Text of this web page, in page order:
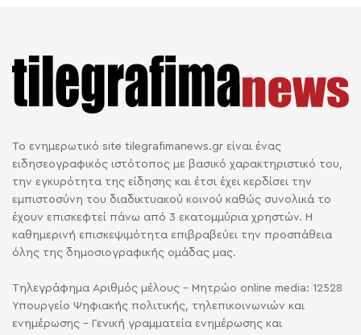
Το ενημερωτικό site tilegrafimanews.gr είναι ένας
ειδησεογραφικός ιστότοπος με βασικό χαρακτηριστικό του,
την εγκυρότητα της είδησης και έτσι έχει κερδίσει την
εμπιστοσύνη του διαδικτυακού κοινού καθώς συνολικά το
έχουν επισκεφτεί πάνω από 3 εκατομμύρια χρηστών. Η
καθημερινή επισκεψιμότητα επιβραβεύει την προσπάθεια
όλης της δημοσιογραφικής ομάδας μας.
Τηλεγράφημα Αριθμός μέλους - Μητρώο online media: 12528
Υπουργείο Ψηφιακής πολιτικής, τηλεπικοινωνιών και
ενημέρωσης - Γενική γραμματεία ενημέρωσης και